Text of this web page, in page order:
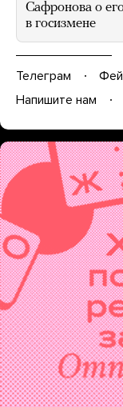
Сафронова о
в госизмене
Телеграм
Напишите нам